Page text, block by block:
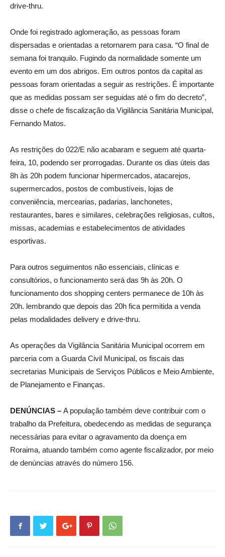
drive-thru.
Onde foi registrado aglomeração, as pessoas foram
dispersadas e orientadas a retornarem para casa. “O final de
semana foi tranquilo. Fugindo da normalidade somente um
evento em um dos abrigos. Em outros pontos da capital as
pessoas foram orientadas a seguir as restrições. É importante
que as medidas possam ser seguidas até o fim do decreto”,
disse o chefe de fiscalização da Vigilância Sanitária Municipal,
Fernando Matos.
As restrições do 022/E não acabaram e seguem até quarta-
feira, 10, podendo ser prorrogadas. Durante os dias úteis das
8h às 20h podem funcionar hipermercados, atacarejos,
supermercados, postos de combustíveis, lojas de
conveniência, mercearias, padarias, lanchonetes,
restaurantes, bares e similares, celebrações religiosas, cultos,
missas, academias e estabelecimentos de atividades
esportivas.
Para outros seguimentos não essenciais, clínicas e
consultórios, o funcionamento será das 9h às 20h. O
funcionamento dos shopping centers permanece de 10h às
20h. lembrando que depois das 20h fica permitida a venda
pelas modalidades delivery e drive-thru.
As operações da Vigilância Sanitária Municipal ocorrem em
parceria com a Guarda Civil Municipal, os fiscais das
secretarias Municipais de Serviços Públicos e Meio Ambiente,
de Planejamento e Finanças.
DENÚNCIAS – A população também deve contribuir com o
trabalho da Prefeitura, obedecendo as medidas de segurança
necessárias para evitar o agravamento da doença em
Roraima, atuando também como agente fiscalizador, por meio
de denúncias através do número 156.